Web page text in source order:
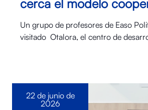
cerca el modelo
Un grupo de profesores de Easo
visitado Otalora⁠, el centro de
22 de junio de
2026